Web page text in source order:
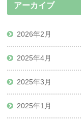
アーカイブ
2026年2月
2025年4月
2025年3月
2025年1月